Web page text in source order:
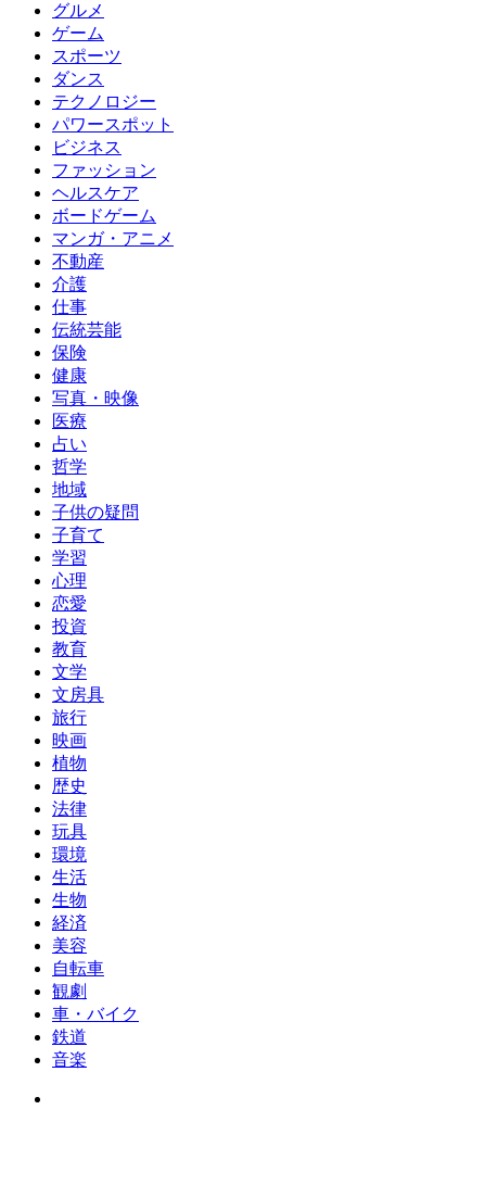
グルメ
ゲーム
スポーツ
ダンス
テクノロジー
パワースポット
ビジネス
ファッション
ヘルスケア
ボードゲーム
マンガ・アニメ
不動産
介護
仕事
伝統芸能
保険
健康
写真・映像
医療
占い
哲学
地域
子供の疑問
子育て
学習
心理
恋愛
投資
教育
文学
文房具
旅行
映画
植物
歴史
法律
玩具
環境
生活
生物
経済
美容
自転車
観劇
車・バイク
鉄道
音楽